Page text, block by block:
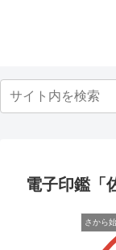
電子印鑑「
さから